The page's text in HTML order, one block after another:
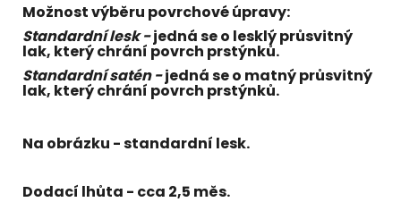
Možnost výběru povrchové úpravy:
Standardní lesk -jedná se o lesklý průsvitný
lak, který chrání povrch prstýnků.
Standardní satén -jedná se o matný průsvitný
lak, který chrání povrch prstýnků.
Na obrázku - standardní lesk.
Dodací lhůta - cca 2,5 měs.